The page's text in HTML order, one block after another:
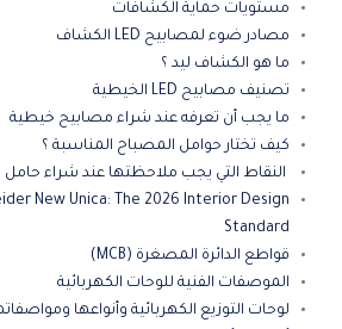
مستويات حماية الكشافات
مصادر ضوء لمصابيح LED الكشاف
ما هو الكشاف ليد ؟
تصنيف مصابيح LED الخيطية
ما يجب أن تعرفه عند شراء مصابيح خيطية
كيف تختار حوامل المصباح المناسبة ؟
النقاط التي يجب ملاحظتها عند شراء حامل
New Unica: The 2026 Interior Design
Standard
قواطع الدائرة المصغرة (MCB)
الموصفات الفنية للوحات الكهربائية
لوحات التوزيع الكهربائية وأنواعها